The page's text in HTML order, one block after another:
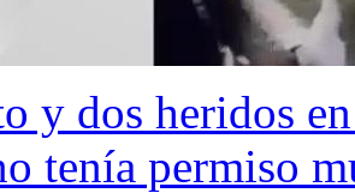
y dos heridos
tenía permiso